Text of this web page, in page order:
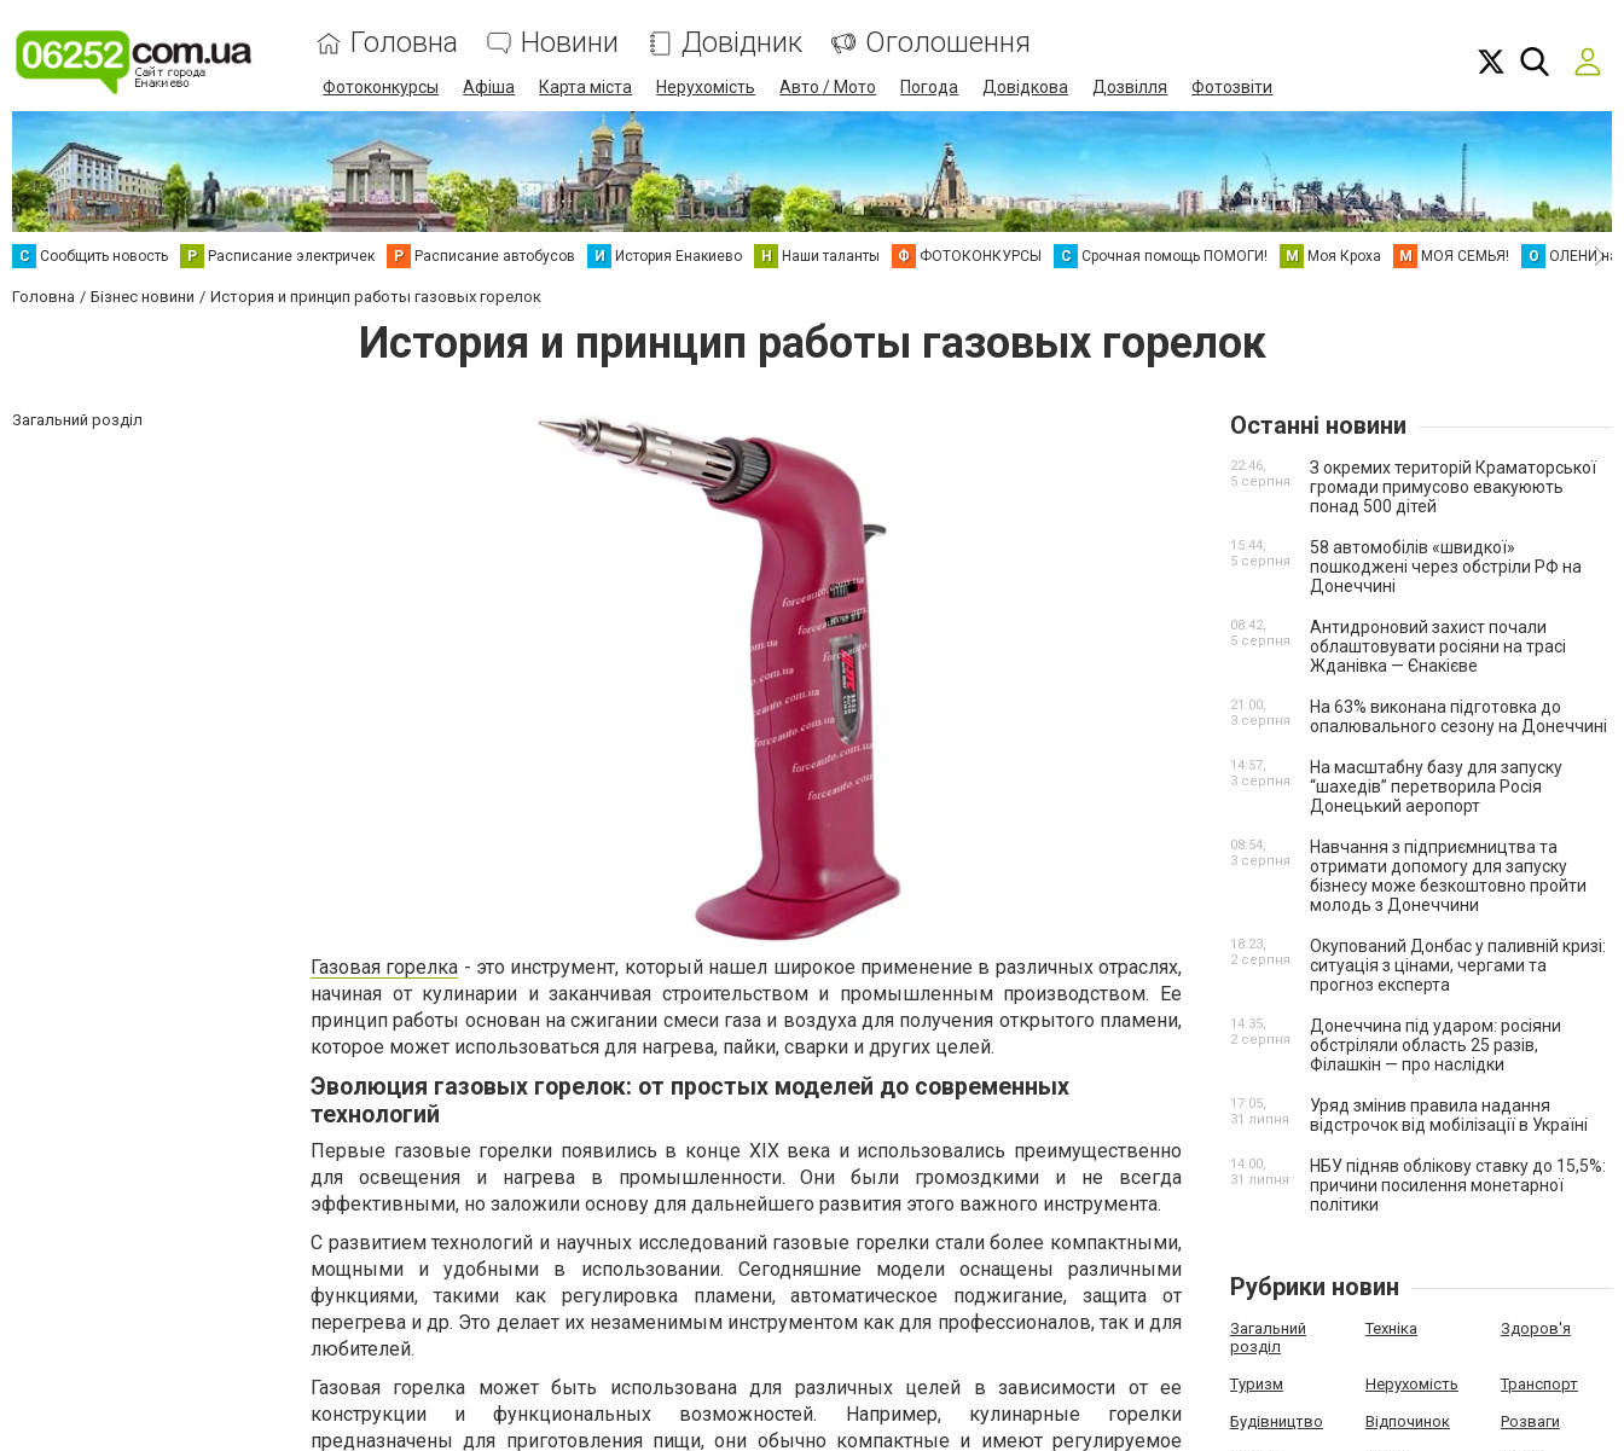
Головна Новини Довідник Оголошення
Фотоконкурсы Афіша Карта міста Нерухомість Авто / Мото Погода Довідкова Дозвілля Фотозвіти
С Сообщить новость Р Расписание электричек Р Расписание автобусов И История Енакиево Н Наши таланты Ф ФОТОКОНКУРСЫ С Срочная помощь ПОМОГИ! М Моя Кроха М МОЯ СЕМЬЯ! О ОЛЕНИ на
Головна Бізнес новини История и принцип работы газовых горелок
История и принцип работы газовых горелок
Загальний розділ
Газовая горелка - это инструмент, который нашел широкое применение в различных отраслях,
начиная от кулинарии и заканчивая строительством и промышленным производством. Ее
принцип работы основан на сжигании смеси газа и воздуха для получения открытого пламени,
которое может использоваться для нагрева, пайки, сварки и других целей.
Эволюция газовых горелок: от простых моделей до современных
технологий
Первые газовые горелки появились в конце XIX века и использовались преимущественно
для освещения и нагрева в промышленности. Они были громоздкими и не всегда
эффективными, но заложили основу для дальнейшего развития этого важного инструмента.
С развитием технологий и научных исследований газовые горелки стали более компактными,
мощными и удобными в использовании. Сегодняшние модели оснащены различными
функциями, такими как регулировка пламени, автоматическое поджигание, защита от
перегрева и др. Это делает их незаменимым инструментом как для профессионалов, так и для
любителей.
Газовая горелка может быть использована для различных целей в зависимости от ее
конструкции и функциональных возможностей. Например, кулинарные горелки
предназначены для приготовления пищи, они обычно компактные и имеют регулируемое
Останні новини
З окремих територій Краматорської
громади примусово евакуюють
понад 500 дітей
22:46,
5 серпня
58 автомобілів «швидкої»
пошкоджені через обстріли РФ на
Донеччині
15:44,
5 серпня
Антидроновий захист почали
облаштовувати росіяни на трасі
Жданівка — Єнакієве
08:42,
5 серпня
На 63% виконана підготовка до
опалювального сезону на Донеччині
21:00,
3 серпня
На масштабну базу для запуску
“шахедів” перетворила Росія
Донецький аеропорт
14:57,
3 серпня
Навчання з підприємництва та
отримати допомогу для запуску
бізнесу може безкоштовно пройти
молодь з Донеччини
08:54,
3 серпня
Окупований Донбас у паливній кризі:
ситуація з цінами, чергами та
прогноз експерта
18:23,
2 серпня
Донеччина під ударом: росіяни
обстріляли область 25 разів,
Філашкін — про наслідки
14:35,
2 серпня
Уряд змінив правила надання
відстрочок від мобілізації в Україні
17:05,
31 липня
НБУ підняв облікову ставку до 15,5%:
причини посилення монетарної
політики
14:00,
31 липня
Рубрики новин
Загальний
розділ
Техніка Здоров'я
Туризм Нерухомість Транспорт
Будівництво Відпочинок Розваги